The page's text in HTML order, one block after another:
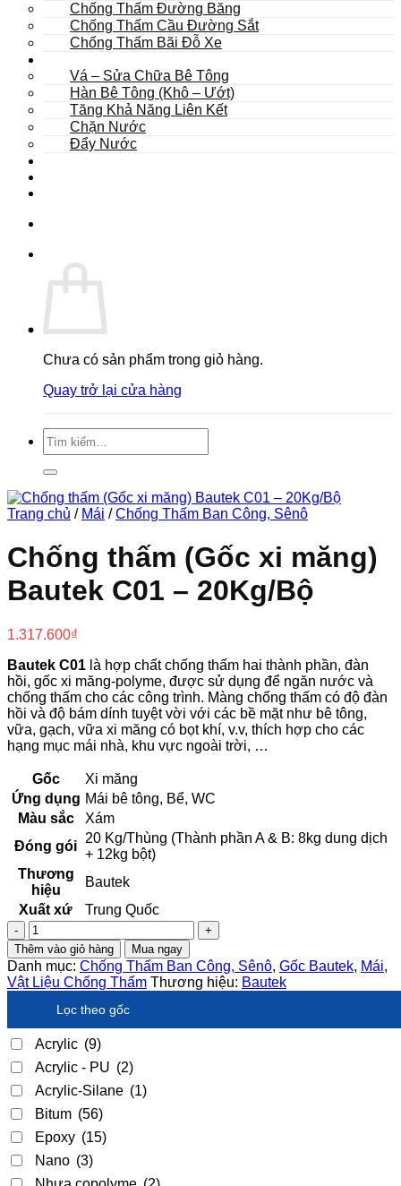
Chống Thấm Đường Băng
Chống Thấm Cầu Đường Sắt
Chống Thấm Bãi Đỗ Xe
Vá – Sửa Chữa Bê Tông
Hàn Bê Tông (Khô – Ướt)
Tăng Khả Năng Liên Kết
Chặn Nước
Đẩy Nước
Chưa có sản phẩm trong giỏ hàng.
Quay trở lại cửa hàng
Tìm
kiếm:
Trang chủ / Mái / Chống Thấm Ban Công, Sênô
Chống thấm (Gốc xi măng)
Bautek C01 – 20Kg/Bộ
1.317.600₫
Bautek C01 là hợp chất chống thấm hai thành phần, đàn
hồi, gốc xi măng-polyme, được sử dụng để ngăn nước và
chống thấm cho các công trình. Màng chống thấm có độ đàn
hồi và độ bám dính tuyệt vời với các bề mặt như bê tông,
vữa, gạch, vữa xi măng có bọt khí, v.v, thích hợp cho các
hạng mục mái nhà, khu vực ngoài trời, …
Gốc
Xi măng
Ứng dụng Mái bê tông, Bể, WC
Màu sắc
Xám
Đóng gói
20 Kg/Thùng (Thành phần A & B: 8kg dung dịch
+ 12kg bột)
Thương
hiệu
Bautek
Xuất xứ
Trung Quốc
Chống
thấm
(Gốc
xi
măng)
Bautek
20Kg/Bộ
số
lượng
Thêm vào giỏ hàng Mua ngay
Danh mục: Chống Thấm Ban Công, Sênô, Gốc Bautek, Mái,
Vật Liệu Chống Thấm Thương hiệu: Bautek
Lọc theo gốc
Acrylic (9)
Acrylic - PU (2)
Acrylic-Silane (1)
Bitum (56)
Epoxy (15)
Nano (3)